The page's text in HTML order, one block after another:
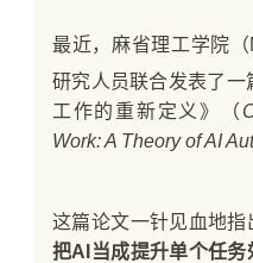
最近，麻省理工学院
研究人员联合发表了一
工作的重新定义》（
Work: A Theory of AI
这篇论文一针见血地
把AI当成提升单个任